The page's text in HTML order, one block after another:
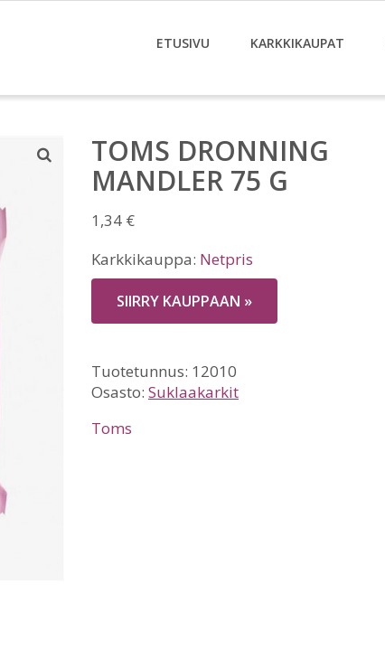
ETUSIVU KARKKIKAUPAT
TOMS DRONNING
MANDLER 75 G
1,34 €
Karkkikauppa: Netpris
SIIRRY KAUPPAAN »
Tuotetunnus: 12010
Osasto: Suklaakarkit
Toms